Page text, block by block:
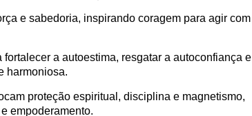
e sabedoria, inspirando coragem para agir com
a autoestima, resgatar a autoconfiança e
harmoniosa.
proteção espiritual, disciplina e magnetismo,
empoderamento.